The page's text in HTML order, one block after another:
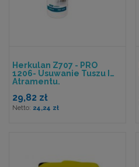
Herkulan Z707 - PRO
1206- Usuwanie Tuszu I
Atramentu.
29,82 zł
24,24 zł